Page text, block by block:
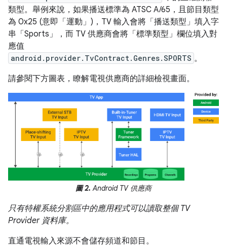
類型。舉例來說，如果播送標準為 ATSC A/65，且節目類型
為 0x25 (意即「運動」)，TV 輸入會將「播送類型」填入字
串「Sports」，而 TV 供應商會將「標準類型」欄位填入對
應值
android.provider.TvContract.Genres.SPORTS 。
請參閱下方圖表，瞭解電視供應商的詳細檢視畫面。
圖 2. Android TV 供應商
只有特權系統分割區中的應用程式可以讀取整個 TV
Provider 資料庫。
直通電視輸入來源不會儲存頻道和節目。